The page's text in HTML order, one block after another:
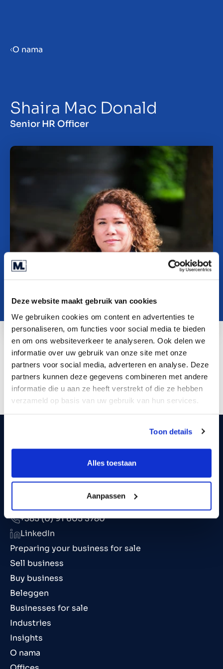
Deze website maakt gebruik van cookies
We gebruiken cookies om content en advertenties te
personaliseren, om functies voor social media te bieden
en om ons websiteverkeer te analyseren. Ook delen we
informatie over uw gebruik van onze site met onze
partners voor social media, adverteren en analyse. Deze
partners kunnen deze gegevens combineren met andere
informatie die u aan ze heeft verstrekt of die ze hebben
verzameld op basis van uw gebruik van hun services.
Toon details
Alles toestaan
Aanpassen
Sell your business
O nama
Contact
O nama
Shaira Mac Donald
Senior HR Officer
s.macdonald@marktlink.com
LinkedIn
Preparing your business for sale
Sell business
Buy business
Beleggen
Businesses for sale
Industries
Insights
O nama
info@marktlink.com
+385 (0) 91 605 3780
LinkedIn